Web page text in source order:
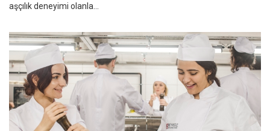
aşçılık deneyimi olanla...